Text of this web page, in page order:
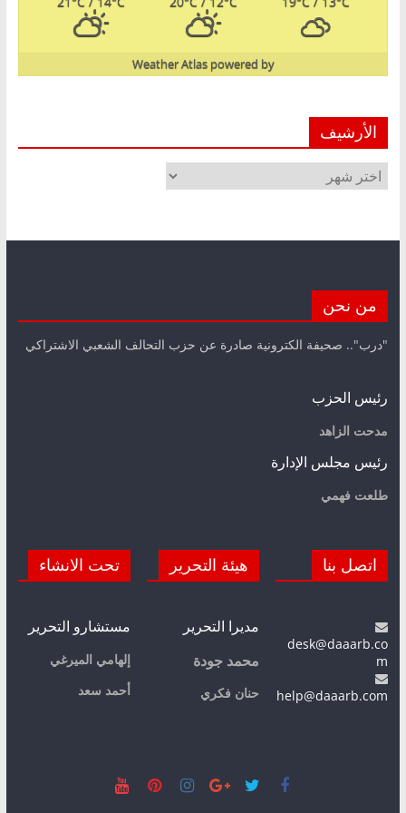
powered by
Weather Atlas
الأرشيف
الأرشيف
من نحن
"درب".. صحيفة الكترونية صادرة عن حزب التحالف الشعبي الاشتراكي
رئيس الحزب
مدحت الزاهد
رئيس مجلس الإدارة
طلعت فهمي
اتصل بنا
desk@daaarb.co
m
help@daaarb.com
هيئة التحرير
مديرا التحرير
محمد جودة
حنان فكري
تحت الانشاء
مستشارو التحرير
إلهامي الميرغي
أحمد سعد